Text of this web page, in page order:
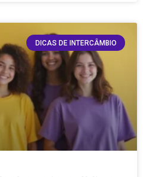
DICAS DE INTERCÂMBIO